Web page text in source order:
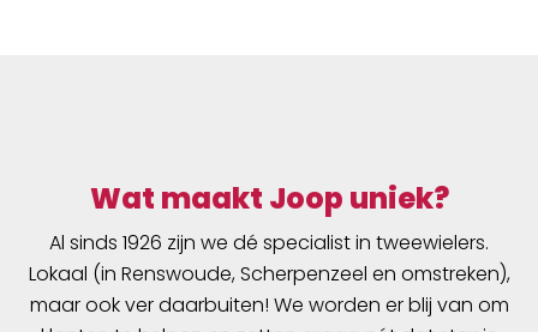
Wat maakt Joop uniek?
Al sinds 1926 zijn we dé specialist in tweewielers.
Lokaal (in Renswoude, Scherpenzeel en omstreken),
maar ook ver daarbuiten! We worden er blij van om